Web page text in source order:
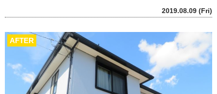
2019.08.09 (Fri)
AFTER